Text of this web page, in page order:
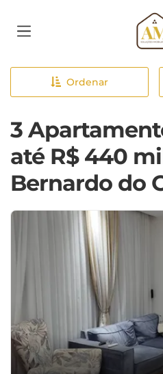
Ordenar
3
até R$ 440
Bernardo do